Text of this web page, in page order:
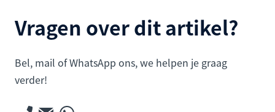
Vragen over dit artikel?
Bel, mail of WhatsApp ons, we helpen je graag
verder!